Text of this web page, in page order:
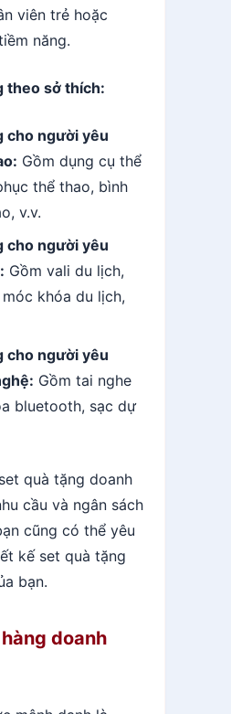
viên trẻ hoặc
năng.
theo sở thích:
cho người yêu
Gồm dụng cụ thể
thể thao, bình
v.v.
cho người yêu
Gồm vali du lịch,
khóa du lịch,
cho người yêu
Gồm tai nghe
bluetooth, sạc dự
quà tặng doanh
cầu và ngân sách
cũng có thể yêu
kế set quà tặng
bạn.
doanh